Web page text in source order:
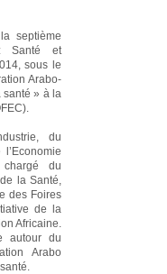
septième
Santé et
sous le
Arabo-
» à la
du
chargé du
la Santé,
des Foires
de la
Africaine.
autour du
Arabo